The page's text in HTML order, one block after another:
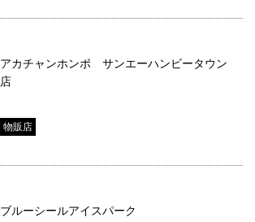
アカチャンホンポ サンエーハンビータウン
店
物販店
ブルーシールアイスパーク